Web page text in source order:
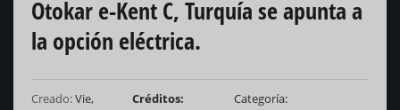
Otokar e-Kent C, Turquía se apunta a
la opción eléctrica.
Creado:Vie,
Créditos
Categoría